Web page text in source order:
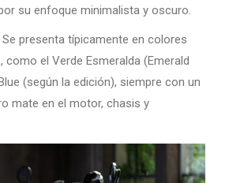
su enfoque minimalista y oscuro.
Se presenta típicamente en colores
como el Verde Esmeralda (Emerald
(según la edición), siempre con un
mate en el motor, chasis y